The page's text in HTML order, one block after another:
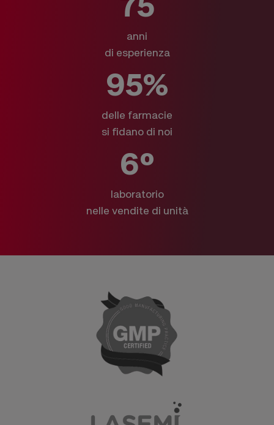
anni
di esperienza
95%
delle farmacie
si fidano di noi
6º
laboratorio
nelle vendite di unità